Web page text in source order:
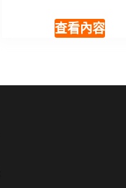
查看內容